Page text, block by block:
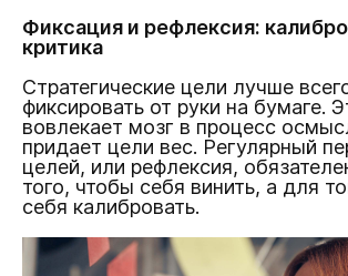
Фиксация и рефлексия:
критика
Стратегические цели лучше
фиксировать от руки на бумаге.
вовлекает мозг в процесс
придает цели вес. Регулярный
целей, или рефлексия,
того, чтобы себя винить, а для
себя калибровать.